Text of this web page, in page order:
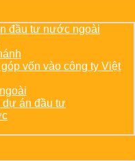
đầu tư nước ngoài
vốn vào công ty Việt
án đầu tư